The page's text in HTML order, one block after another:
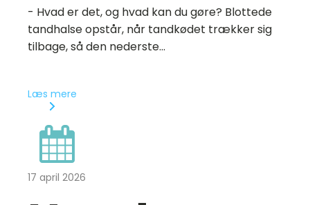
- Hvad er det, og hvad kan du gøre? Blottede
tandhalse opstår, når tandkødet trækker sig
tilbage, så den nederste...
Læs mere
17 april 2026